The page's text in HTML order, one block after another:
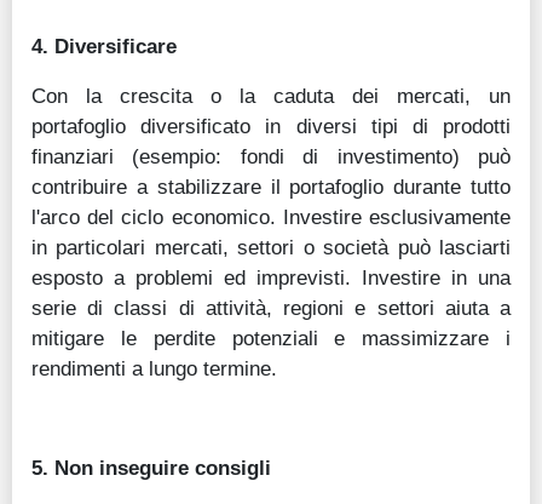
4. Diversificare
Con la crescita o la caduta dei mercati, un
portafoglio diversificato in diversi tipi di prodotti
finanziari (esempio: fondi di investimento) può
contribuire a stabilizzare il portafoglio durante tutto
l'arco del ciclo economico. Investire esclusivamente
in particolari mercati, settori o società può lasciarti
esposto a problemi ed imprevisti. Investire in una
serie di classi di attività, regioni e settori aiuta a
mitigare le perdite potenziali e massimizzare i
rendimenti a lungo termine.
5. Non inseguire consigli